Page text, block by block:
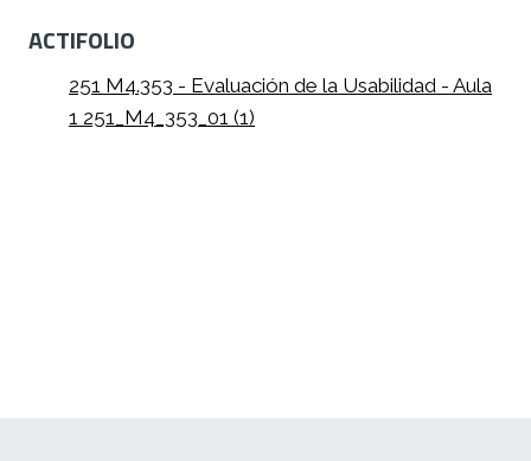
ACTIFOLIO
251 M4.353 - Evaluación de la Usabilidad - Aula
1 251_M4_353_01 (1)